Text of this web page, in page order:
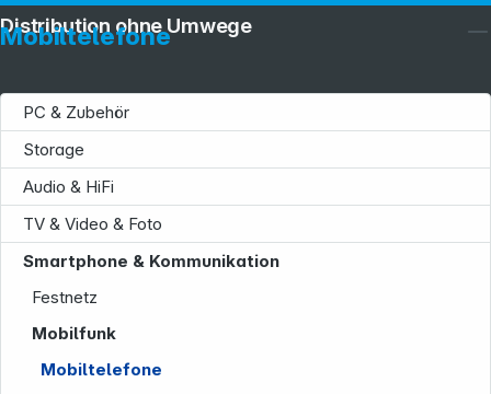
Mobiltelefone
PC & Zubehör
Storage
Audio & HiFi
TV & Video & Foto
Smartphone & Kommunikation
Festnetz
Mobilfunk
Mobiltelefone
Distribution ohne Umwege